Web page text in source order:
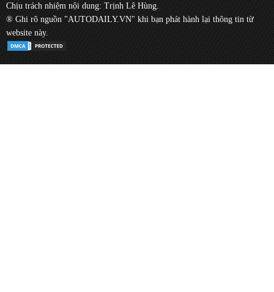
Chịu trách nhiệm nội dung: Trịnh Lê Hùng.
® Ghi rõ nguồn "AUTODAILY.VN" khi bạn phát hành lại thông tin từ
website này.